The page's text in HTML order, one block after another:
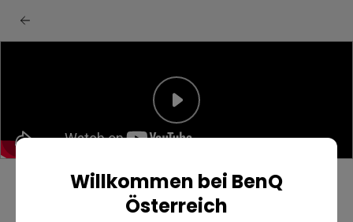
Willkommen bei BenQ
Österreich
[BenQ FAQ] LCD Monitor_Wie man den
BenQ Display Pilot 2 einrichtet